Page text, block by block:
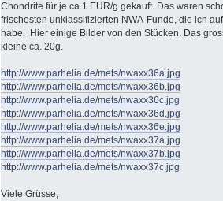
Chondrite für je ca 1 EUR/g gekauft. Das waren
frischesten unklassifizierten NWA-Funde, die ich
habe. Hier einige Bilder von den Stücken. Das
kleine ca. 20g.
http://www.parhelia.de/mets/nwaxx36a.jpg
http://www.parhelia.de/mets/nwaxx36b.jpg
http://www.parhelia.de/mets/nwaxx36c.jpg
http://www.parhelia.de/mets/nwaxx36d.jpg
http://www.parhelia.de/mets/nwaxx36e.jpg
http://www.parhelia.de/mets/nwaxx37a.jpg
http://www.parhelia.de/mets/nwaxx37b.jpg
http://www.parhelia.de/mets/nwaxx37c.jpg
Viele Grüsse,